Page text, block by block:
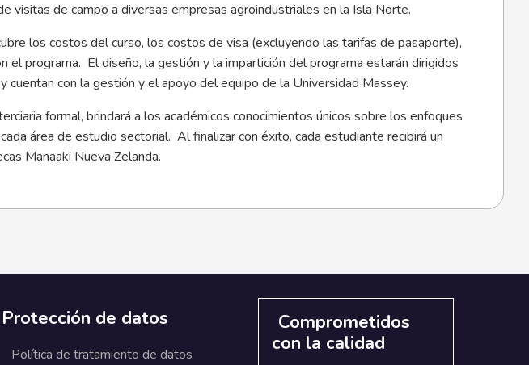
visitas de campo a diversas empresas agroindustriales en la Isla Norte.
los costos del curso, los costos de visa (excluyendo las tarifas de pasaporte),
el programa. El diseño, la gestión y la impartición del programa estarán dirigidos
cuentan con la gestión y el apoyo del equipo de la Universidad Massey.
formal, brindará a los académicos conocimientos únicos sobre los enfoques
área de estudio sectorial. Al finalizar con éxito, cada estudiante recibirá un
Manaaki Nueva Zelanda.
Protección de datos
Política de tratamiento de datos
Comprometidos
con la calidad